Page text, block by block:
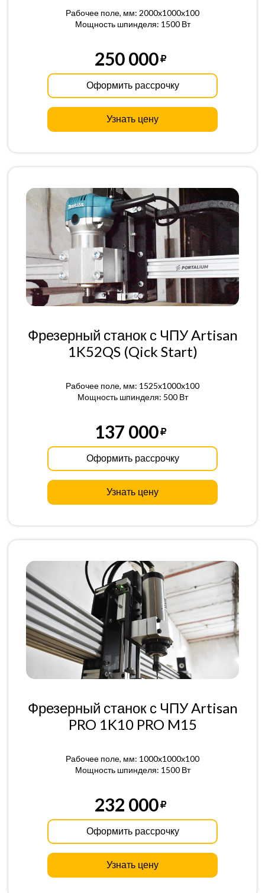
Рабочее поле, мм: 2000x1000x100
Мощность шпинделя: 1500 Вт
250 000
Оформить рассрочку
Узнать цену
Фрезерный станок с ЧПУ Artisan
1K52QS (Qick Start)
Рабочее поле, мм: 1525x1000x100
Мощность шпинделя: 500 Вт
137 000
Оформить рассрочку
Узнать цену
Фрезерный станок с ЧПУ Artisan
PRO 1K10 PRO M15
Рабочее поле, мм: 1000x1000x100
Мощность шпинделя: 1500 Вт
232 000
Оформить рассрочку
Узнать цену